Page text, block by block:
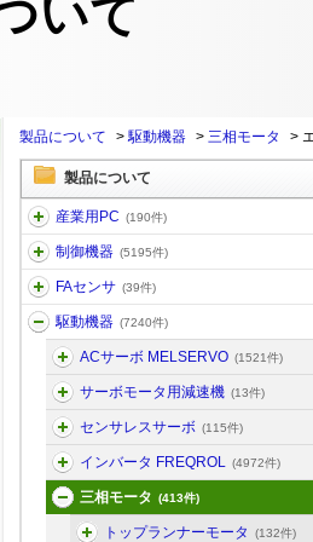
いて
製品について >駆動機器 > 三相モータ >
製品について
産業用PC (190件)
制御機器 (5195件)
FAセンサ (39件)
駆動機器 (7240件)
ACサーボ MELSERVO (1521件)
サーボモータ用減速機 (13件)
センサレスサーボ (115件)
インバータ FREQROL (4972件)
三相モータ (413件)
トップランナーモータ (132件)